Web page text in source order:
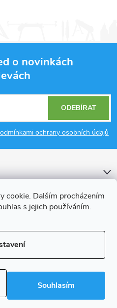
cookie. Dalším procházením
s jejich používáním.
Souhlasím
o novinkách
ochrany osobních údajů
ODEBÍRAT
práva vyhrazena.Upravit nastavení
cookies